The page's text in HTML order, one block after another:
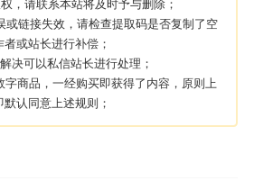
略教程 联机招募
，请联系本站将及时予与删除；
链接失效，请检查提取码是否复制了空
或站长进行补偿；
决可以私信站长进行处理；
商品，一经购买即获得了内容，原则上
认同意上述规则；